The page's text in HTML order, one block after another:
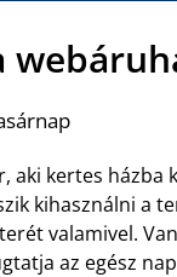
aki kertes házba
kihasználni a
valamivel.
az egész